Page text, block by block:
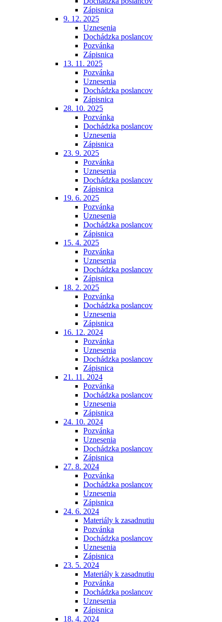
Zápisnica
9. 12. 2025
Uznesenia
Dochádzka poslancov
Pozvánka
Zápisnica
13. 11. 2025
Pozvánka
Uznesenia
Dochádzka poslancov
Zápisnica
28. 10. 2025
Pozvánka
Dochádzka poslancov
Uznesenia
Zápisnica
23. 9. 2025
Pozvánka
Uznesenia
Dochádzka poslancov
Zápisnica
19. 6. 2025
Pozvánka
Uznesenia
Dochádzka poslancov
Zápisnica
15. 4. 2025
Pozvánka
Uznesenia
Dochádzka poslancov
Zápisnica
18. 2. 2025
Pozvánka
Dochádzka poslancov
Uznesenia
Zápisnica
16. 12. 2024
Pozvánka
Uznesenia
Dochádzka poslancov
Zápisnica
21. 11. 2024
Pozvánka
Dochádzka poslancov
Uznesenia
Zápisnica
24. 10. 2024
Pozvánka
Uznesenia
Dochádzka poslancov
Zápisnica
27. 8. 2024
Pozvánka
Dochádzka poslancov
Uznesenia
Zápisnica
24. 6. 2024
Materiály k zasadnutiu
Pozvánka
Dochádzka poslancov
Uznesenia
Zápisnica
23. 5. 2024
Materiály k zasadnutiu
Pozvánka
Dochádzka poslancov
Uznesenia
Zápisnica
18. 4. 2024